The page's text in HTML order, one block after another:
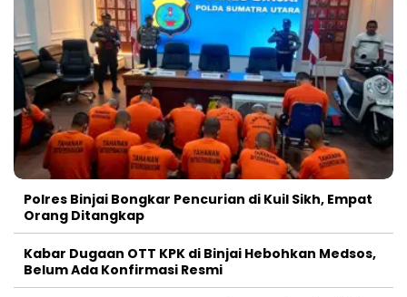
Polres Binjai Bongkar Pencurian di Kuil Sikh, Empat
Orang Ditangkap
Kabar Dugaan OTT KPK di Binjai Hebohkan Medsos,
Belum Ada Konfirmasi Resmi